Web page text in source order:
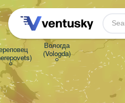
Вологда
(Vologda)